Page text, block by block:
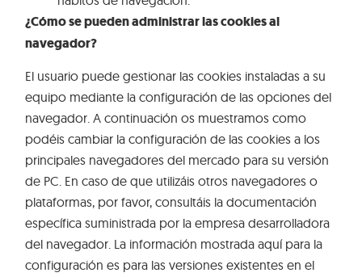
¿Cómo se pueden administrar las cookies al
navegador?
El usuario puede gestionar las cookies instaladas a su
equipo mediante la configuración de las opciones del
navegador. A continuación os muestramos como
podéis cambiar la configuración de las cookies a los
principales navegadores del mercado para su versión
de PC. En caso de que utilizáis otros navegadores o
plataformas, por favor, consultáis la documentación
específica suministrada por la empresa desarrolladora
del navegador. La información mostrada aquí para la
configuración es para las versiones existentes en el